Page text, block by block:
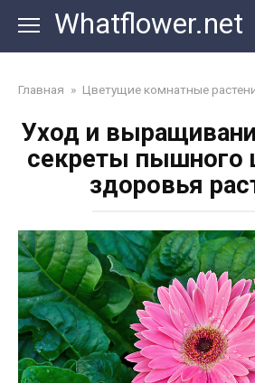
Перейти
контенту
Whatflower.net
Главная » Цветущие комнатные
Уход и
секреты пышного
здоровья